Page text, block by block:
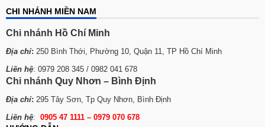
CHI NHÁNH MIỀN NAM
Chi nhánh Hồ Chí Minh
Địa chỉ: 250 Bình Thới, Phường 10, Quận 11, TP Hồ Chí Minh
Liên hệ: 0979 208 345 / 0982 041 678
Chi nhánh Quy Nhơn – Bình Định
Địa chỉ: 295 Tây Sơn, Tp Quy Nhơn, Bình Định
Liên hệ: 0905 47 1111 – 0979 070 678